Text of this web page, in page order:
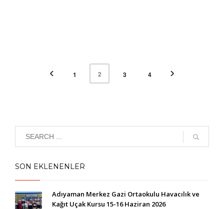
1 2 3 4
SON EKLENENLER
Adıyaman Merkez Gazi Ortaokulu Havacılık ve
Kağıt Uçak Kursu 15-16 Haziran 2026